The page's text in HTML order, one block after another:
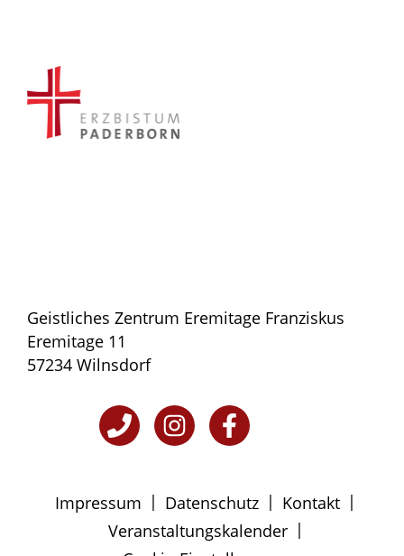
Geistliches Zentrum Eremitage Franziskus
Eremitage 11
57234 Wilnsdorf
Impressum | Datenschutz | Kontakt |
Veranstaltungskalender |